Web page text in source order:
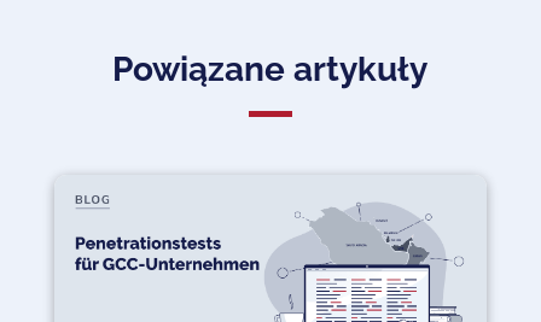
Powiązane artykuły